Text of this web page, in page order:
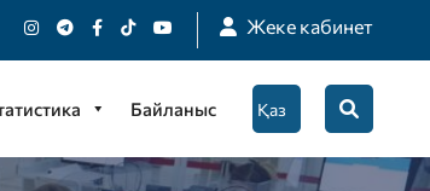
Жеке кабинет
Байланыс